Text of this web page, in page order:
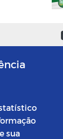
sua